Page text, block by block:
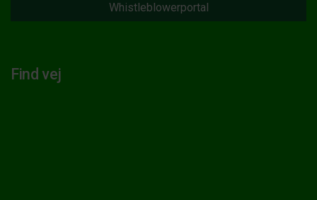
Whistleblowerportal
Find vej